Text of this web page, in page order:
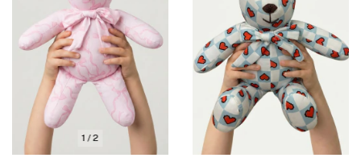
1 /2